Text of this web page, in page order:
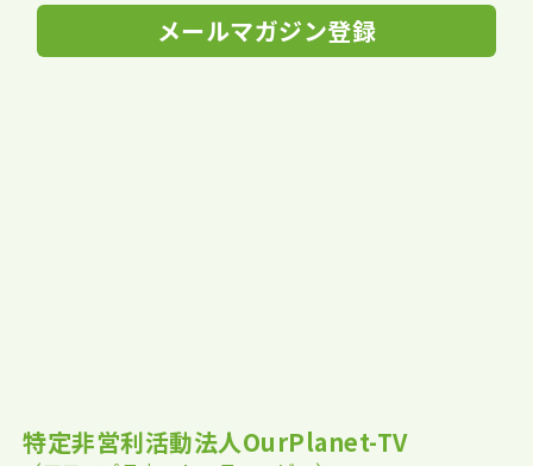
メールマガジン登録
特定非営利活動法人OurPlanet-TV